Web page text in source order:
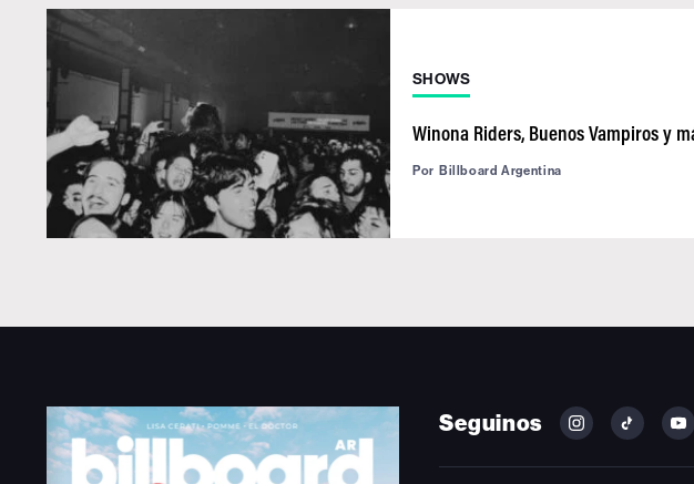
SHOWS
Winona Riders, Buenos Vampiros y
Por Billboard Argentina
Seguinos
FOLLOW
ON
FOLLOW
ON